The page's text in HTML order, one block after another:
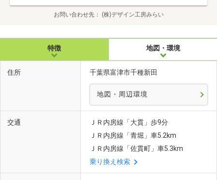
お問い合わせ先 (株)デザイン工房みらい
特徴 地図・環境
住所 千葉県富津市千種新田
地図・周辺環境
交通
ＪＲ内房線「大貫」歩9分
ＪＲ内房線「青堀」車5.2km
ＪＲ内房線「佐貫町」車5.3km
乗り換え検索